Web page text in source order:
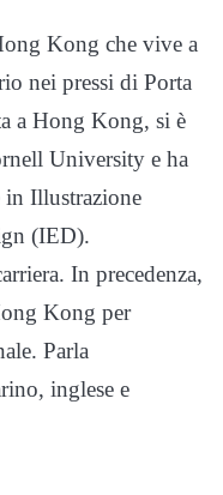
Kong che vive a
nei pressi di Porta
a Hong Kong, si è
University e ha
in Illustrazione
(IED).
In precedenza,
Kong per
Parla
inglese e